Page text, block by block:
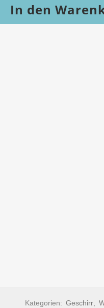
In den
Kategorien: Geschirr